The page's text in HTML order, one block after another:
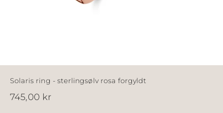
Solaris ring - sterlingsølv rosa forgyldt
Salgspris
745,00 kr